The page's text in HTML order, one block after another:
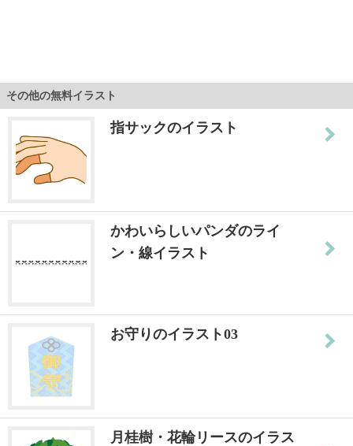
その他の無料イラスト
指サックのイラスト
かわいらしいパンダのライ
ン・線イラスト
お守りのイラスト03
月桂樹・花輪リースのイラス